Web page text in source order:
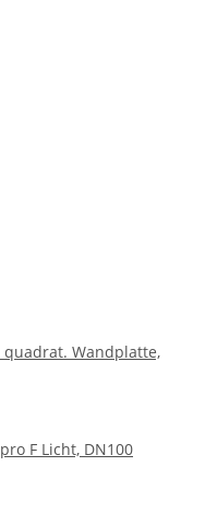
quadrat. Wandplatte,